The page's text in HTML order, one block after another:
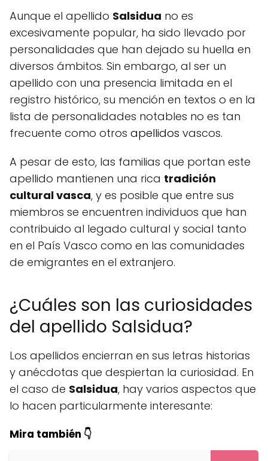
Aunque el apellido Salsidua no es
excesivamente popular, ha sido llevado por
personalidades que han dejado su huella en
diversos ámbitos. Sin embargo, al ser un
apellido con una presencia limitada en el
registro histórico, su mención en textos o en la
lista de personalidades notables no es tan
frecuente como otros apellidos vascos.
A pesar de esto, las familias que portan este
apellido mantienen una rica tradición
cultural vasca, y es posible que entre sus
miembros se encuentren individuos que han
contribuido al legado cultural y social tanto
en el País Vasco como en las comunidades
de emigrantes en el extranjero.
¿Cuáles son las curiosidades
del apellido Salsidua?
Los apellidos encierran en sus letras historias
y anécdotas que despiertan la curiosidad. En
el caso de Salsidua, hay varios aspectos que
lo hacen particularmente interesante:
Mira también 👇